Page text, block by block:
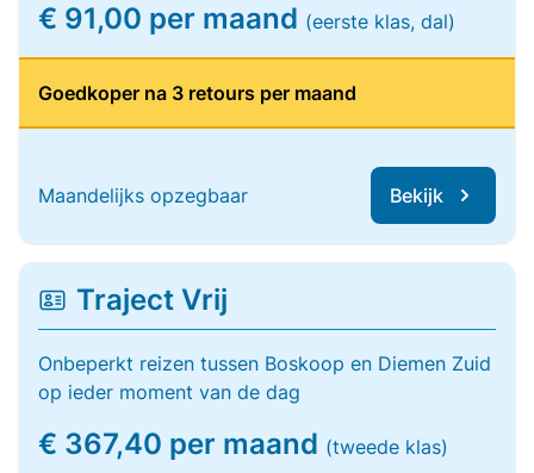
€ 91,00 per maand (eerste klas, dal)
Goedkoper na 3 retours per maand
Maandelijks opzegbaar Bekijk
Traject Vrij
Onbeperkt reizen tussen Boskoop en Diemen Zuid
op ieder moment van de dag
€ 367,40 per maand (tweede klas)